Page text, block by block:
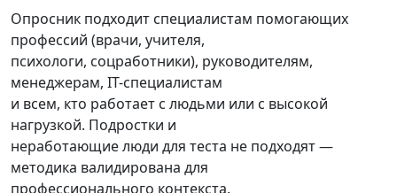
Опросник подходит специалистам помогающих
профессий (врачи, учителя,
психологи, соцработники), руководителям,
менеджерам, IT-специалистам
и всем, кто работает с людьми или с высокой
нагрузкой. Подростки и
неработающие люди для теста не подходят —
методика валидирована для
профессионального контекста.